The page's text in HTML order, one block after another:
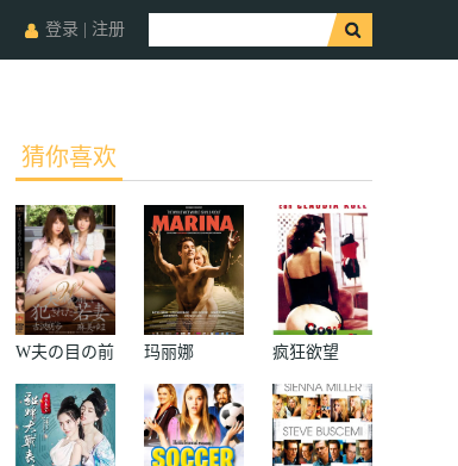
登录 注册
猜你喜欢
W夫の目の前
で犯された若
妻
玛丽娜 疯狂欲望